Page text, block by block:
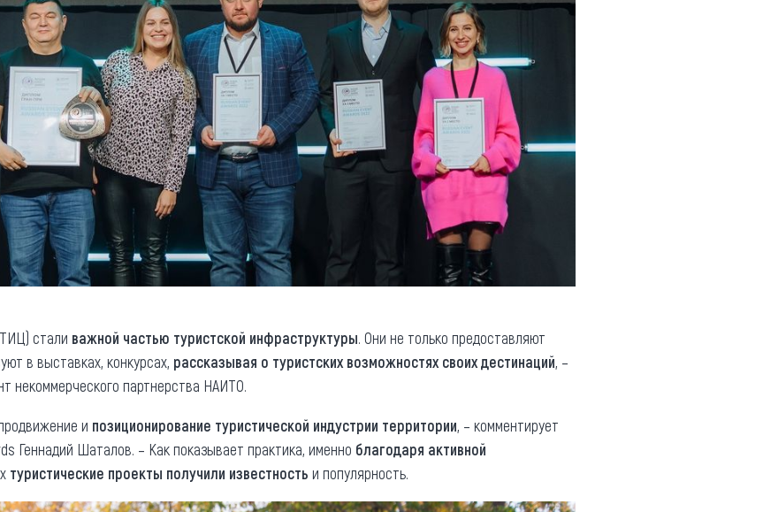
стали важной частью туристской инфраструктуры. Они не только предоставляют
в выставках, конкурсах, рассказывая о туристских возможностях своих дестинаций, –
некоммерческого партнерства НАИТО.
и позиционирование туристической индустрии территории, – комментирует
Геннадий Шаталов. – Как показывает практика, именно благодаря активной
туристические проекты получили известность и популярность.